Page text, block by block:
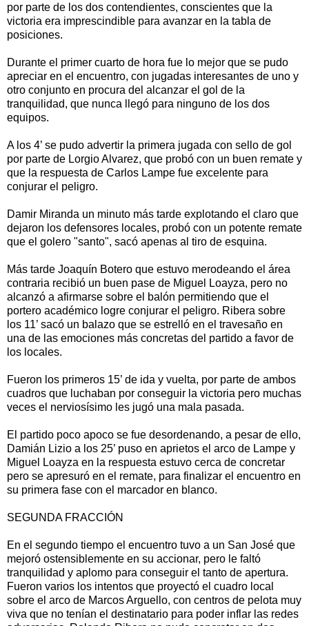
por parte de los dos contendientes, conscientes que la
victoria era imprescindible para avanzar en la tabla de
posiciones.
Durante el primer cuarto de hora fue lo mejor que se pudo
apreciar en el encuentro, con jugadas interesantes de uno y
otro conjunto en procura del alcanzar el gol de la
tranquilidad, que nunca llegó para ninguno de los dos
equipos.
A los 4’ se pudo advertir la primera jugada con sello de gol
por parte de Lorgio Alvarez, que probó con un buen remate y
que la respuesta de Carlos Lampe fue excelente para
conjurar el peligro.
Damir Miranda un minuto más tarde explotando el claro que
dejaron los defensores locales, probó con un potente remate
que el golero "santo", sacó apenas al tiro de esquina.
Más tarde Joaquín Botero que estuvo merodeando el área
contraria recibió un buen pase de Miguel Loayza, pero no
alcanzó a afirmarse sobre el balón permitiendo que el
portero académico logre conjurar el peligro. Ribera sobre
los 11’ sacó un balazo que se estrelló en el travesaño en
una de las emociones más concretas del partido a favor de
los locales.
Fueron los primeros 15’ de ida y vuelta, por parte de ambos
cuadros que luchaban por conseguir la victoria pero muchas
veces el nerviosísimo les jugó una mala pasada.
El partido poco apoco se fue desordenando, a pesar de ello,
Damián Lizio a los 25’ puso en aprietos el arco de Lampe y
Miguel Loayza en la respuesta estuvo cerca de concretar
pero se apresuró en el remate, para finalizar el encuentro en
su primera fase con el marcador en blanco.
SEGUNDA FRACCIÓN
En el segundo tiempo el encuentro tuvo a un San José que
mejoró ostensiblemente en su accionar, pero le faltó
tranquilidad y aplomo para conseguir el tanto de apertura.
Fueron varios los intentos que proyectó el cuadro local
sobre el arco de Marcos Arguello, con centros de pelota muy
viva que no tenían el destinatario para poder inflar las redes